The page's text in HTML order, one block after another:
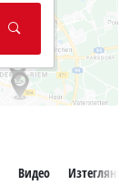
Видео Изтегляния